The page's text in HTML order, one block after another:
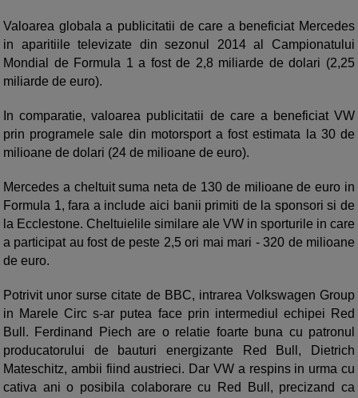
Valoarea globala a publicitatii de care a beneficiat Mercedes
in aparitiile televizate din sezonul 2014 al Campionatului
Mondial de Formula 1 a fost de 2,8 miliarde de dolari (2,25
miliarde de euro).
In comparatie, valoarea publicitatii de care a beneficiat VW
prin programele sale din motorsport a fost estimata la 30 de
milioane de dolari (24 de milioane de euro).
Mercedes a cheltuit suma neta de 130 de milioane de euro in
Formula 1, fara a include aici banii primiti de la sponsori si de
la Ecclestone. Cheltuielile similare ale VW in sporturile in care
a participat au fost de peste 2,5 ori mai mari - 320 de milioane
de euro.
Potrivit unor surse citate de BBC, intrarea Volkswagen Group
in Marele Circ s-ar putea face prin intermediul echipei Red
Bull. Ferdinand Piech are o relatie foarte buna cu patronul
producatorului de bauturi energizante Red Bull, Dietrich
Mateschitz, ambii fiind austrieci. Dar VW a respins in urma cu
cativa ani o posibila colaborare cu Red Bull, precizand ca